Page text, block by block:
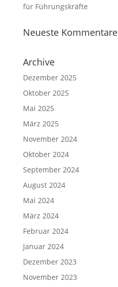
für Führungskräfte
Neueste Kommentare
Archive
Dezember 2025
Oktober 2025
Mai 2025
März 2025
November 2024
Oktober 2024
September 2024
August 2024
Mai 2024
März 2024
Februar 2024
Januar 2024
Dezember 2023
November 2023